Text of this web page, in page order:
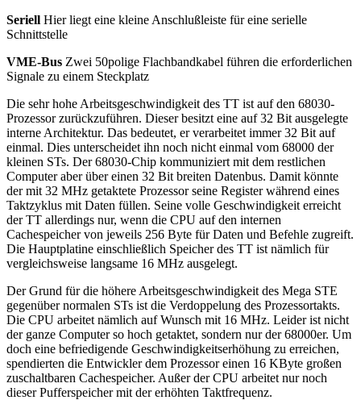
Seriell Hier liegt eine kleine Anschlußleiste für eine serielle
Schnittstelle
VME-Bus Zwei 50polige Flachbandkabel führen die erforderlichen
Signale zu einem Steckplatz
Die sehr hohe Arbeitsgeschwindigkeit des TT ist auf den 68030-
Prozessor zurückzuführen. Dieser besitzt eine auf 32 Bit ausgelegte
interne Architektur. Das bedeutet, er verarbeitet immer 32 Bit auf
einmal. Dies unterscheidet ihn noch nicht einmal vom 68000 der
kleinen STs. Der 68030-Chip kommuniziert mit dem restlichen
Computer aber über einen 32 Bit breiten Datenbus. Damit könnte
der mit 32 MHz getaktete Prozessor seine Register während eines
Taktzyklus mit Daten füllen. Seine volle Geschwindigkeit erreicht
der TT allerdings nur, wenn die CPU auf den internen
Cachespeicher von jeweils 256 Byte für Daten und Befehle zugreift.
Die Hauptplatine einschließlich Speicher des TT ist nämlich für
vergleichsweise langsame 16 MHz ausgelegt.
Der Grund für die höhere Arbeitsgeschwindigkeit des Mega STE
gegenüber normalen STs ist die Verdoppelung des Prozessortakts.
Die CPU arbeitet nämlich auf Wunsch mit 16 MHz. Leider ist nicht
der ganze Computer so hoch getaktet, sondern nur der 68000er. Um
doch eine befriedigende Geschwindigkeitserhöhung zu erreichen,
spendierten die Entwickler dem Prozessor einen 16 KByte großen
zuschaltbaren Cachespeicher. Außer der CPU arbeitet nur noch
dieser Pufferspeicher mit der erhöhten Taktfrequenz.